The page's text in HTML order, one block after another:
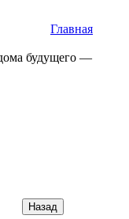
Главная
будущего —
Назад